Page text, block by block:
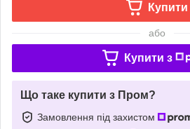
Купити
або
Купити з
Що таке купити з Пром?
Замовлення під захистом